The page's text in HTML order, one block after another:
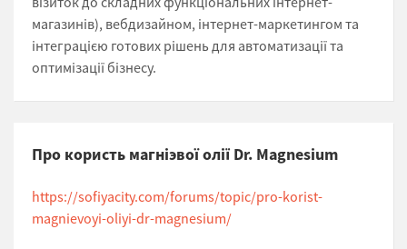
магазинів), вебдизайном, інтернет-маркетингом та
інтеграцією готових рішень для автоматизації та
оптимізації бізнесу.
Про користь магніэвої олії Dr. Magnesium
https://sofiyacity.com/forums/topic/pro-korist-
magnievoyi-oliyi-dr-magnesium/